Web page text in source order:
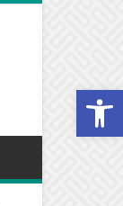
פתח סרגל נגישות